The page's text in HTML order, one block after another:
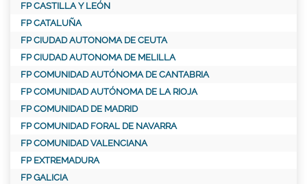
FP CASTILLA Y LEÓN
FP CATALUÑA
FP CIUDAD AUTONOMA DE CEUTA
FP CIUDAD AUTONOMA DE MELILLA
FP COMUNIDAD AUTÓNOMA DE CANTABRIA
FP COMUNIDAD AUTÓNOMA DE LA RIOJA
FP COMUNIDAD DE MADRID
FP COMUNIDAD FORAL DE NAVARRA
FP COMUNIDAD VALENCIANA
FP EXTREMADURA
FP GALICIA